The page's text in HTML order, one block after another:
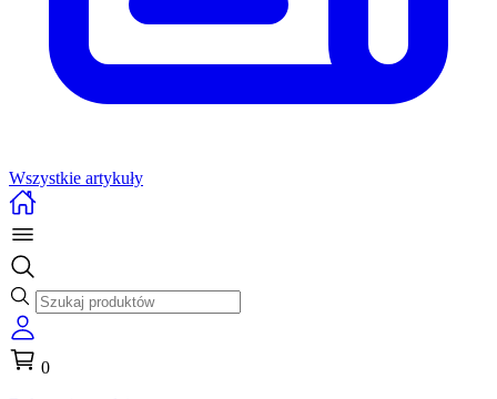
Wszystkie artykuły
0